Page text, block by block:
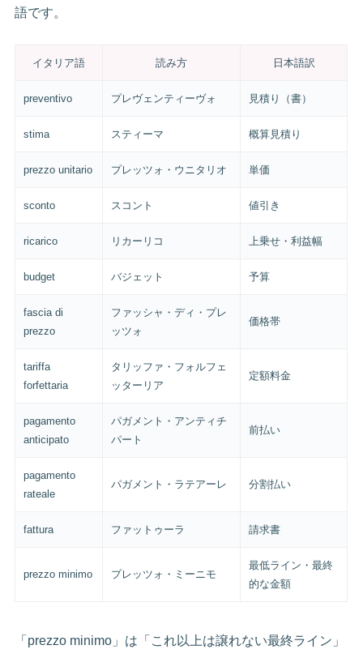
語です。
イタリア語 読み方 日本語訳
preventivo プレヴェンティーヴォ 見積り（書）
stima スティーマ 概算見積り
prezzo unitario プレッツォ・ウニタリオ 単価
sconto スコント 値引き
ricarico リカーリコ 上乗せ・利益幅
budget バジェット 予算
fascia di
prezzo
ファッシャ・ディ・プレ
ッツォ
価格帯
tariffa
forfettaria
タリッファ・フォルフェ
ッターリア
定額料金
pagamento
anticipato
パガメント・アンティチ
パート
前払い
pagamento
rateale
パガメント・ラテアーレ 分割払い
fattura ファットゥーラ 請求書
prezzo minimo プレッツォ・ミーニモ
最低ライン・最終
的な金額
「prezzo minimo」は「これ以上は譲れない最終ライン」